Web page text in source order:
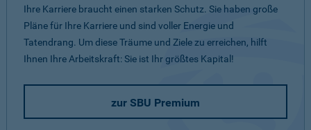
Ihre Karriere braucht einen starken Schutz. Sie haben große
Pläne für Ihre Karriere und sind voller Energie und
Tatendrang. Um diese Träume und Ziele zu erreichen, hilft
Ihnen Ihre Arbeitskraft: Sie ist Ihr größtes Kapital!
zur SBU Premium